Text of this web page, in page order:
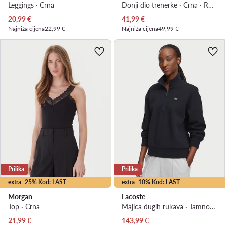
Leggings · Crna
Trenutna cijena
20,99€
Najniža cijena22,99 €
Donji dio trenerke · Crna · Regular Fit
Trenutna cijena
41,99€
Najniža cijena49,99 €
extra -25% Kod: LAST
Prilika
Morgan
Top · Crna
Trenutna cijena
21,99€
extra -10% Kod: LAST
Prilika
Lacoste
Majica dugih rukava · Tamnoplava · Regular Fit
Trenutna cijena
143,99€